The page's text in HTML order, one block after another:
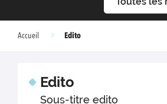
Accueil Edito
Edito
Sous-titre edito